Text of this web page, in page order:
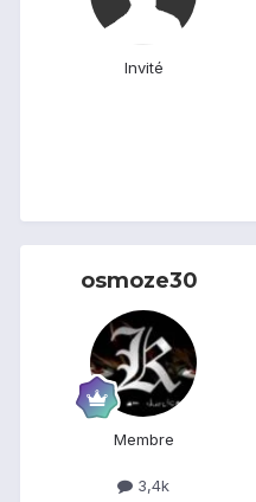
Invité
osmoze30
Membre
3,4k